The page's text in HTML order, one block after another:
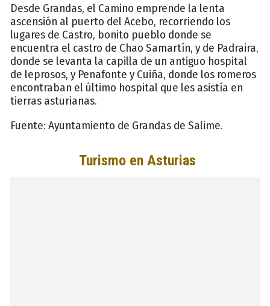
Desde Grandas, el Camino emprende la lenta
ascensión al puerto del Acebo, recorriendo los
lugares de Castro, bonito pueblo donde se
encuentra el castro de Chao Samartín, y de Padraira,
donde se levanta la capilla de un antiguo hospital
de leprosos, y Penafonte y Cuiña, donde los romeros
encontraban el último hospital que les asistía en
tierras asturianas.
Fuente: Ayuntamiento de Grandas de Salime.